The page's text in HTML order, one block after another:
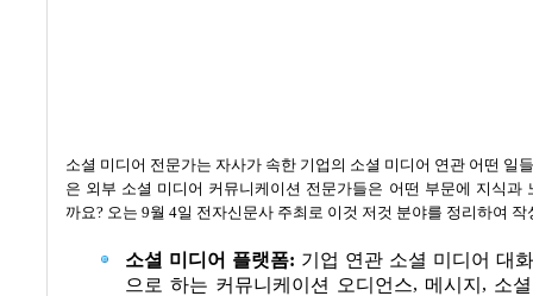
소셜 미디어 전문가는 자사가 속한 기업의 소셜 미디어 연관 어떤 일
은 외부 소셜 미디어 커뮤니케이션 전문가들은 어떤 부문에 지식과
까요? 오는 9월 4일 전자신문사 주최로 이것 저것 분야를 정리하여 작
소셜 미디어 플랫폼: 기업 연관 소셜 미디어 대
으로 하는 커뮤니케이션 오디언스, 메시지 , 소